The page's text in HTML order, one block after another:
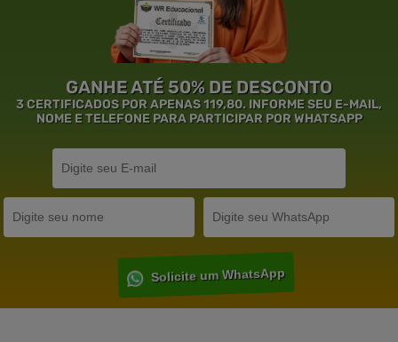
GANHE ATÉ 50% DE DESCONTO
3 CERTIFICADOS POR APENAS 119,80. INFORME SEU E-MAIL,
NOME E TELEFONE PARA PARTICIPAR POR WHATSAPP
Solicite um WhatsApp